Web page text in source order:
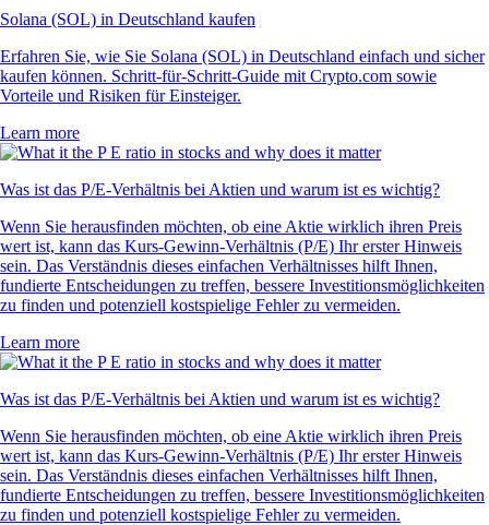
Solana (SOL) in Deutschland kaufen
Erfahren Sie, wie Sie Solana (SOL) in Deutschland einfach und sicher
kaufen können. Schritt-für-Schritt-Guide mit Crypto.com sowie
Vorteile und Risiken für Einsteiger.
Learn more
Was ist das P/E-Verhältnis bei Aktien und warum ist es wichtig?
Wenn Sie herausfinden möchten, ob eine Aktie wirklich ihren Preis
wert ist, kann das Kurs-Gewinn-Verhältnis (P/E) Ihr erster Hinweis
sein. Das Verständnis dieses einfachen Verhältnisses hilft Ihnen,
fundierte Entscheidungen zu treffen, bessere Investitionsmöglichkeiten
zu finden und potenziell kostspielige Fehler zu vermeiden.
Learn more
Was ist das P/E-Verhältnis bei Aktien und warum ist es wichtig?
Wenn Sie herausfinden möchten, ob eine Aktie wirklich ihren Preis
wert ist, kann das Kurs-Gewinn-Verhältnis (P/E) Ihr erster Hinweis
sein. Das Verständnis dieses einfachen Verhältnisses hilft Ihnen,
fundierte Entscheidungen zu treffen, bessere Investitionsmöglichkeiten
zu finden und potenziell kostspielige Fehler zu vermeiden.